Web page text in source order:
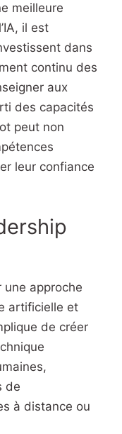
meilleure
il est
dans
continu des
aux
des capacités
peut non
leur confiance
approche
artificielle et
de créer
de
à distance ou